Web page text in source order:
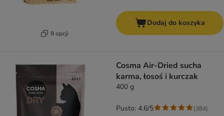
9 opcji
Dodaj do koszyka
Cosma Air-Dried sucha
karma, łosoś i kurczak
400 g
Pusto: 4.6/5 (384)